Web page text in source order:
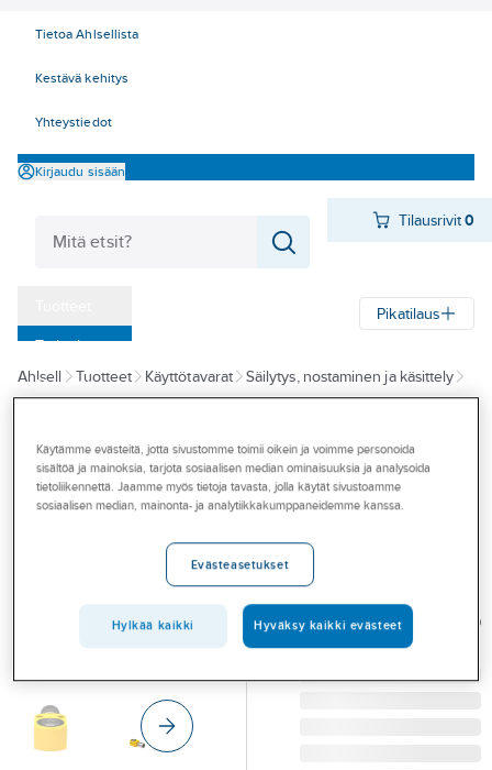
Tietoa Ahlsellista
Kestävä kehitys
Yhteystiedot
Kirjaudu sisään
Tilausrivit 0
‎Tarjoukset
Myymälät
Konseptit
Palvelut
Pikatilaus
Ahlsell Tuotteet Käyttötavarat
Säilytys, nostaminen ja käsittely
Tunkit
Hydrauliset tunkit
ENERPAC
Sylinteri Enerpac
yksitoiminen
matala RSM
SYLINTERI
ENERPACRSM-50
Tuotenumero T04000449
Toimittajan
tuotenumero:
Käytämme evästeitä, jotta sivustomme toimii oikein ja voimme personoida
sisältöä ja mainoksia, tarjota sosiaalisen median ominaisuuksia ja analysoida
tietoliikennettä. Jaamme myös tietoja tavasta, jolla käytät sivustoamme
sosiaalisen median, mainonta- ja analytiikkakumppaneidemme kanssa.
Evästeasetukset
Hylkää kaikki Hyväksy kaikki evästeet